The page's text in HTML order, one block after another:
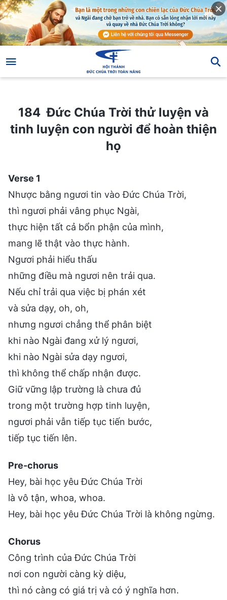
184 Đức Chúa Trời thử luyện và
tinh luyện con người để hoàn thiện
họ
Verse 1
Nhược bằng ngươi tin vào Đức Chúa Trời,
thì ngươi phải vâng phục Ngài,
thực hiện tất cả bổn phận của mình,
mang lẽ thật vào thực hành.
Ngươi phải hiểu thấu
những điều mà ngươi nên trải qua.
Nếu chỉ trải qua việc bị phán xét
và sửa dạy, oh, oh,
nhưng ngươi chẳng thể phân biệt
khi nào Ngài đang xử lý ngươi,
khi nào Ngài sửa dạy ngươi,
thì không thể chấp nhận được.
Giữ vững lập trường là chưa đủ
trong một trường hợp tinh luyện,
ngươi phải vẫn tiếp tục tiến bước,
tiếp tục tiến lên.
Pre-chorus
Hey, bài học yêu Đức Chúa Trời
là vô tận, whoa, whoa.
Hey, bài học yêu Đức Chúa Trời là không ngừng.
Chorus
Công trình của Đức Chúa Trời
nơi con người càng kỳ diệu,
thì nó càng có giá trị và có ý nghĩa hơn.